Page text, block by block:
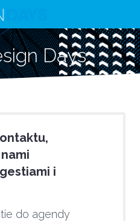
Days
i
do agendy